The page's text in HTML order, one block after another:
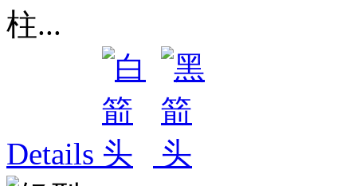
柱...
Details